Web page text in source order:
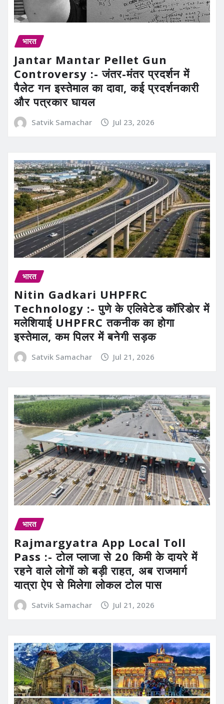
भारत
Jantar Mantar Pellet Gun
Controversy :- जंतर-मंतर प्रदर्शन में
पैलेट गन इस्तेमाल का दावा, कई प्रदर्शनकारी
और पत्रकार घायल
Satvik Samachar Jul 23, 2026
भारत
Nitin Gadkari UHPFRC
Technology :- पुणे के एलिवेटेड कॉरिडोर में
मलेशियाई UHPFRC तकनीक का होगा
इस्तेमाल, कम पिलर में बनेगी सड़क
Satvik Samachar Jul 21, 2026
भारत
Rajmargyatra App Local Toll
Pass :- टोल प्लाजा से 20 किमी के दायरे में
रहने वाले लोगों को बड़ी राहत, अब राजमार्ग
यात्रा ऐप से मिलेगा लोकल टोल पास
Satvik Samachar Jul 21, 2026